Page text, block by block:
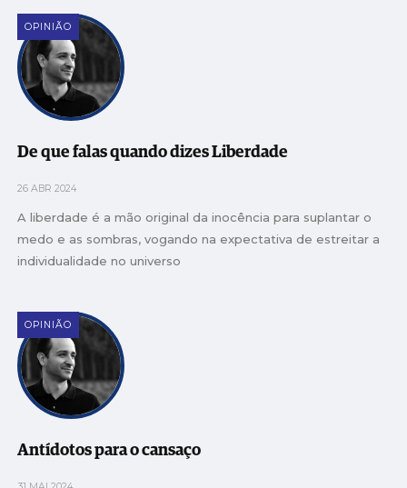
OPINIÃO
De que falas quando dizes Liberdade
26 ABR 2024
A liberdade é a mão original da inocência para suplantar o
medo e as sombras, vogando na expectativa de estreitar a
individualidade no universo
OPINIÃO
Antídotos para o cansaço